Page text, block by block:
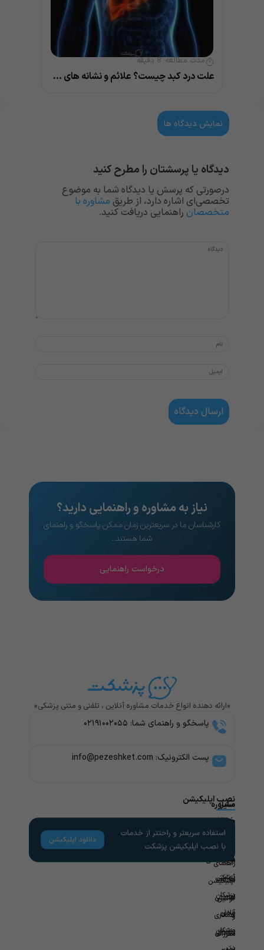
مدت مطالعه:8 دقیقه
علت درد کبد چیست؟ علائم و نشانه های مهم بیماری کبد
نمایش دیدگاه ها
دیدگاه یا پرسشتان را مطرح کنید
درصورتی که پرسش یا دیدگاه شما به موضوع
تخصصی‌ای اشاره دارد، از طریق مشاوره با
متخصصان راهنمایی دریافت کنید.
نیاز به مشاوره و راهنمایی دارید؟
کارشناسان ما در سریعترین زمان ممکن پاسخگو و راهنمای
شما هستند..
درخواست راهنمایی
«ارائه دهنده انواع خدمات مشاوره آنلاین ، تلفنی و متنی پزشکی»
پاسخگو و راهنمای شما: ۰۲۱۹۱۰۰۲۰۵۵
پست الکترونیک: info@pezeshket.com​
مشاوره
پزشکی
تخصص
های
پزشکی
پزشکان
آنلاین
پزشکان
سایر
خدمات
مشاوره
روانشناسی
آزمایش
در
محل
ویزیت
راهنمای
کاربران
راهنمای
اپلیکیشن
قوانین
و
مقررات
لینک
های
مفید
مجله
سلامتی
همکاری
سازمانی
نصب اپلیکیشن